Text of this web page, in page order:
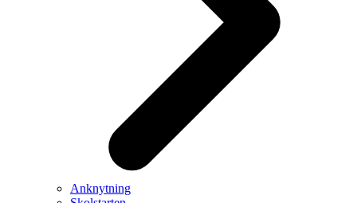
Anknytning